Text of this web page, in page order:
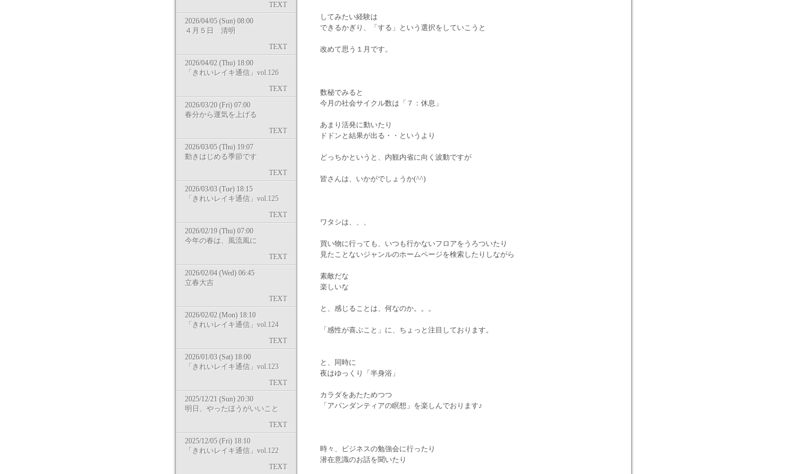
TEXT
2026/04/05 (Sun) 08:00
４月５日 清明
TEXT
2026/04/02 (Thu) 18:00
「きれいレイキ通信」vol.126
TEXT
2026/03/20 (Fri) 07:00
春分から運気を上げる
TEXT
2026/03/05 (Thu) 19:07
動きはじめる季節です
TEXT
2026/03/03 (Tue) 18:15
「きれいレイキ通信」vol.125
TEXT
2026/02/19 (Thu) 07:00
今年の春は、風流風に
TEXT
2026/02/04 (Wed) 06:45
立春大吉
TEXT
2026/02/02 (Mon) 18:10
「きれいレイキ通信」vol.124
TEXT
2026/01/03 (Sat) 18:00
「きれいレイキ通信」vol.123
TEXT
2025/12/21 (Sun) 20:30
明日、やったほうがいいこと
TEXT
2025/12/05 (Fri) 18:10
「きれいレイキ通信」vol.122
TEXT
してみたい経験は
できるかぎり、「する」という選択をしていこうと
改めて思う１月です。
数秘でみると
今月の社会サイクル数は「７：休息」
あまり活発に動いたり
ドドンと結果が出る・・というより
どっちかというと、内観内省に向く波動ですが
皆さんは、いかがでしょうか(^^)
ワタシは、、、
買い物に行っても、いつも行かないフロアをうろついたり
見たことないジャンルのホームページを検索したりしながら
素敵だな
楽しいな
と、感じることは、何なのか。。。
「感性が喜ぶこと」に、ちょっと注目しております。
と、同時に
夜はゆっくり「半身浴」
カラダをあたためつつ
「アバンダンティアの瞑想」を楽しんでおります♪
時々、ビジネスの勉強会に行ったり
潜在意識のお話を聞いたり